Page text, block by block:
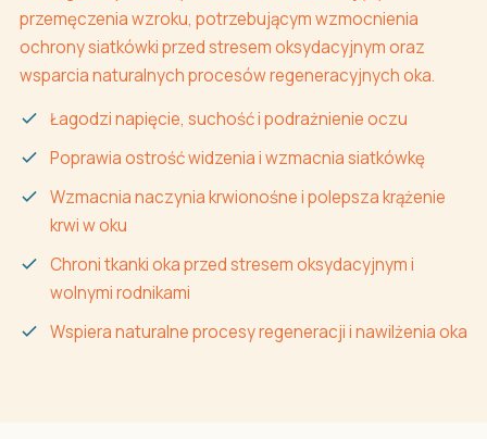
przemęczenia wzroku, potrzebującym wzmocnienia
ochrony siatkówki przed stresem oksydacyjnym oraz
wsparcia naturalnych procesów regeneracyjnych oka.
Łagodzi napięcie, suchość i podrażnienie oczu
Poprawia ostrość widzenia i wzmacnia siatkówkę
Wzmacnia naczynia krwionośne i polepsza krążenie
krwi w oku
Chroni tkanki oka przed stresem oksydacyjnym i
wolnymi rodnikami
Wspiera naturalne procesy regeneracji i nawilżenia oka